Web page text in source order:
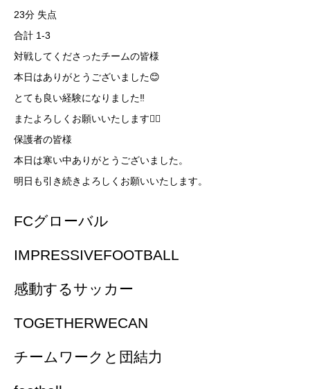
23分 失点
合計 1-3
対戦してくださったチームの皆様
本日はありがとうございました😊
とても良い経験になりました‼️
またよろしくお願いいたします🙇‍♀️
保護者の皆様
本日は寒い中ありがとうございました。
明日も引き続きよろしくお願いいたします。
FCグローバル
IMPRESSIVEFOOTBALL
感動するサッカー
TOGETHERWECAN
チームワークと団結力